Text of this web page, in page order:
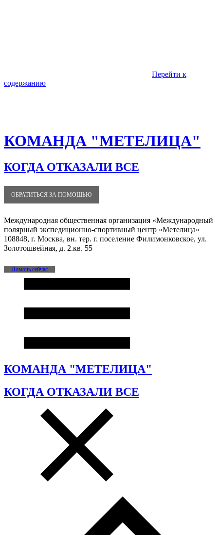
Перейти к
содержанию
КОМАНДА "МЕТЕЛИЦА"
КОГДА ОТКАЗАЛИ ВСЕ
ОБРАТИТЬСЯ ЗА ПОМОЩЬЮ
Международная общественная организация «Международный
полярный экспедиционно-спортивный центр «Метелица»
108848, г. Москва, вн. тер. г. поселение Филимонковское, ул.
Золотошвейная, д. 2.кв. 55
Помочь сейчас
КОМАНДА "МЕТЕЛИЦА"
КОГДА ОТКАЗАЛИ ВСЕ